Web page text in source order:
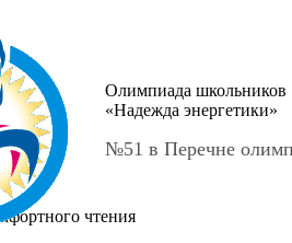
Олимпиада школьников
«Надежда энергетики»
№51 в Перечне